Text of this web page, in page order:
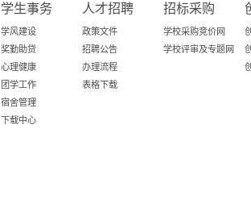
学生事务
学风建设
奖勤助贷
心理健康
团学工作
宿舍管理
下载中心
人才招聘
政策文件
招聘公告
办理流程
表格下载
招标采购
学校采购竞价网
学校评审及专题网